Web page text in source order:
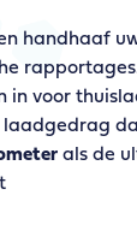
handhaaf
in voor
als de